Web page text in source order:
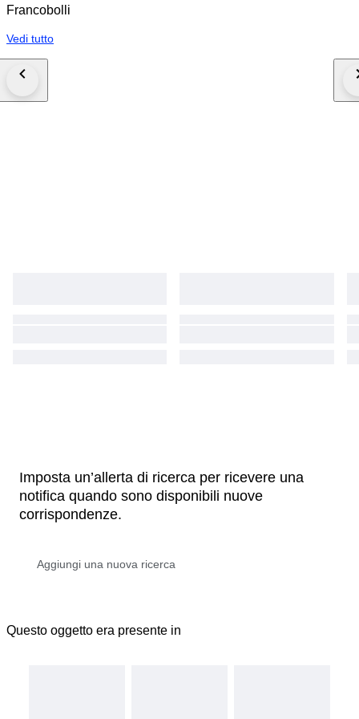
Francobolli
Vedi tutto
Imposta un’allerta di ricerca per ricevere una
notifica quando sono disponibili nuove
corrispondenze.
Questo oggetto era presente in